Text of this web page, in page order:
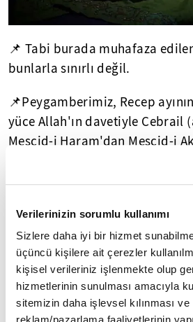
Verilerinizin sorumlu kullanımı
Sizlere daha iyi bir hizmet
üçüncü kişilere ait çerezler
kişisel verileriniz işlenmekte olup
hizmetlerinin sunulması amacıyla
sitemizin daha işlevsel kılınması
📌 Tabi burada muhafaza
bunlarla sınırlı değil.
📌Peygamberimiz, Recep
yüce Allah'ın davetiyle Cebrail
Mescid-i Haram'dan Mescid-i
kayaya mübarek ayak izinin
📌Görmüş olduğunuz kadem-i
olayın mukaddes izidir.